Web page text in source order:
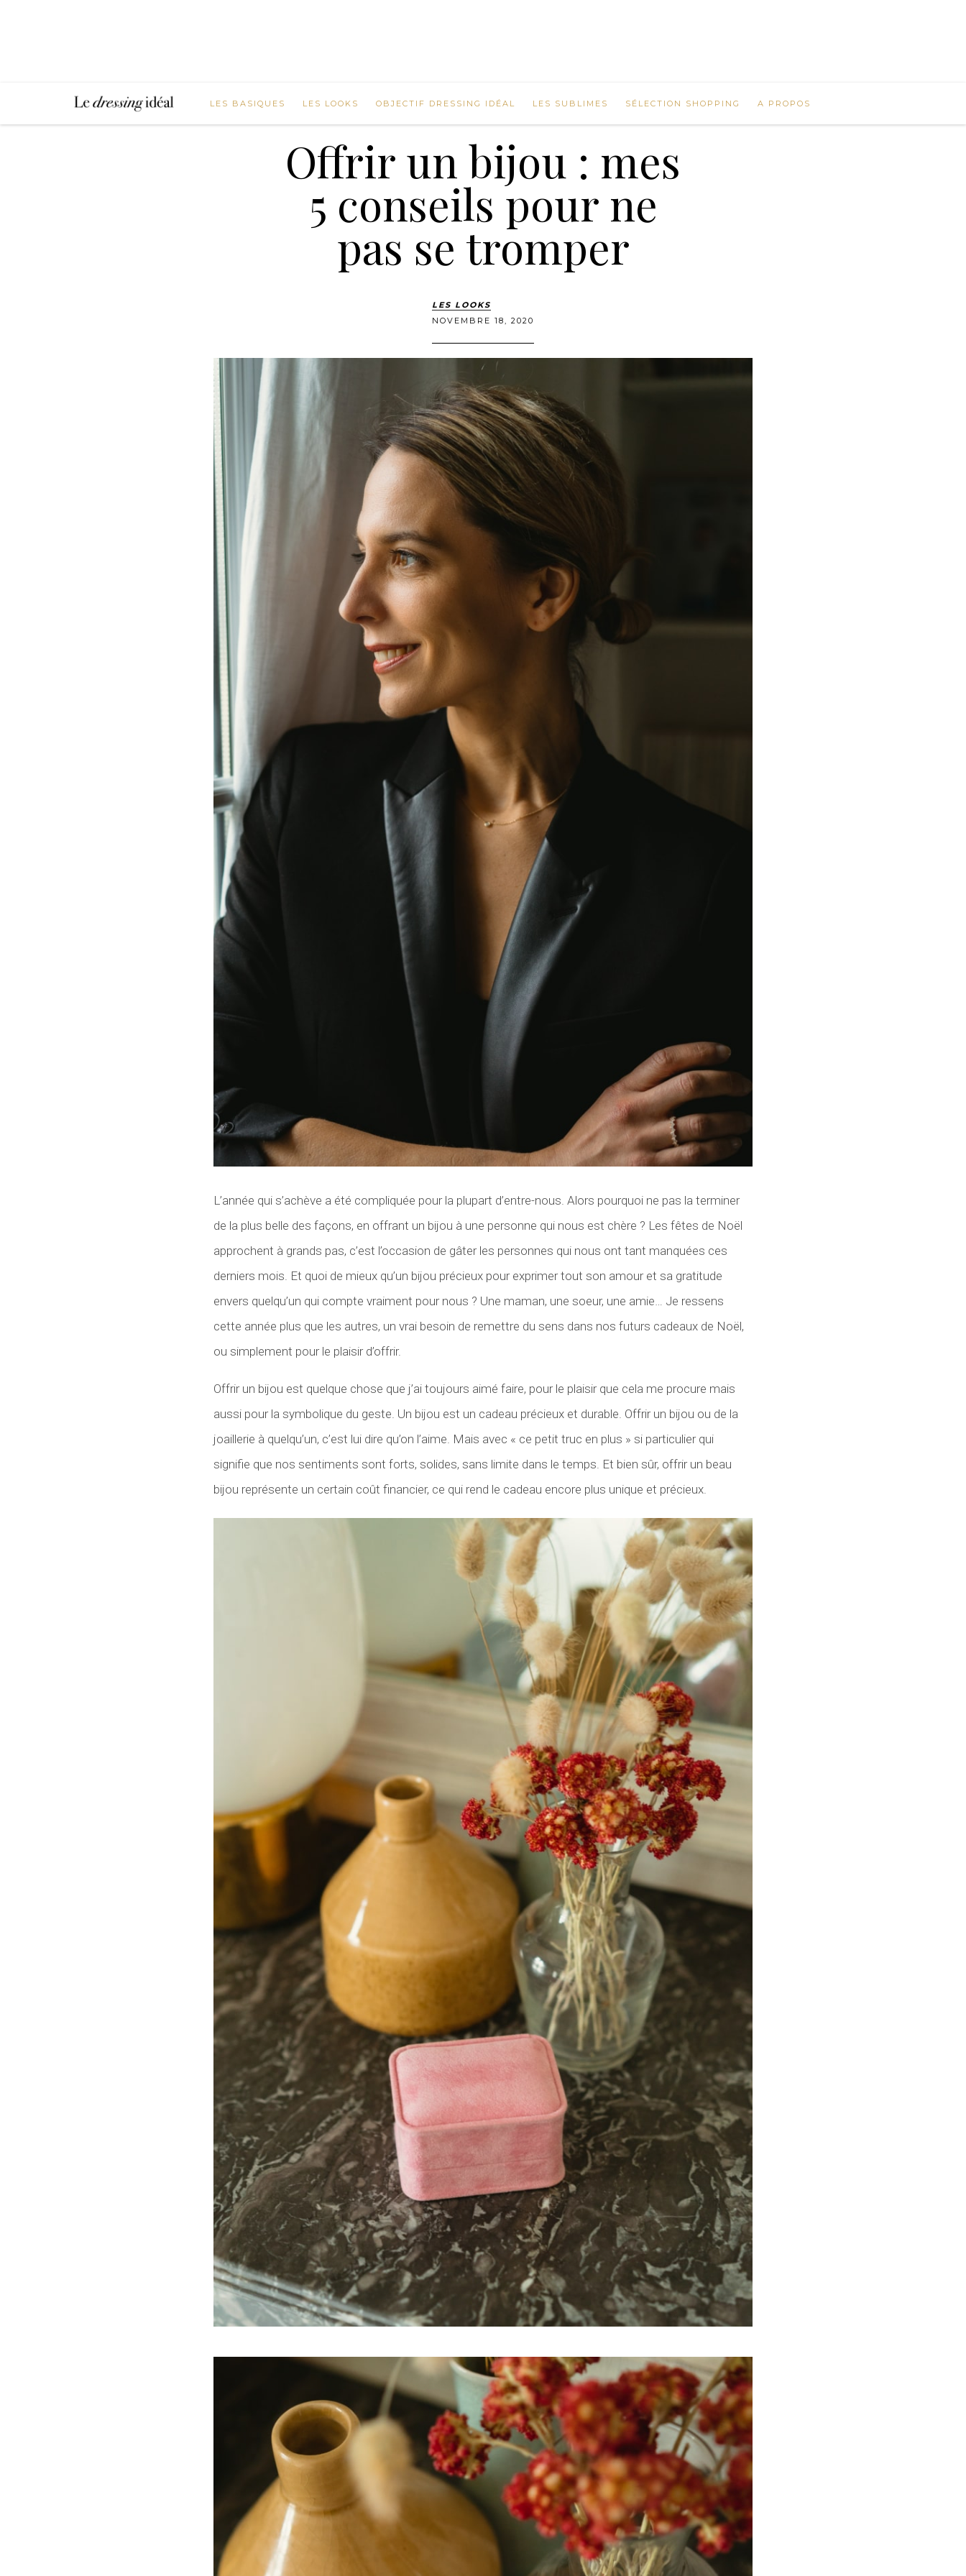
LES BASIQUES LES LOOKS OBJECTIF DRESSING IDÉAL LES SUBLIMES SÉLECTION SHOPPING A PROPOS
Offrir un bijou : mes
5 conseils pour ne
pas se tromper
LES LOOKS
NOVEMBRE 18, 2020
L’année qui s’achève a été compliquée pour la plupart d’entre-nous. Alors pourquoi ne pas la terminer
de la plus belle des façons, en offrant un bijou à une personne qui nous est chère ? Les fêtes de Noël
approchent à grands pas, c’est l’occasion de gâter les personnes qui nous ont tant manquées ces
derniers mois. Et quoi de mieux qu’un bijou précieux pour exprimer tout son amour et sa gratitude
envers quelqu’un qui compte vraiment pour nous ? Une maman, une soeur, une amie… Je ressens
cette année plus que les autres, un vrai besoin de remettre du sens dans nos futurs cadeaux de Noël,
ou simplement pour le plaisir d’offrir.
Offrir un bijou est quelque chose que j’ai toujours aimé faire, pour le plaisir que cela me procure mais
aussi pour la symbolique du geste. Un bijou est un cadeau précieux et durable. Offrir un bijou ou de la
joaillerie à quelqu’un, c’est lui dire qu’on l’aime. Mais avec « ce petit truc en plus » si particulier qui
signifie que nos sentiments sont forts, solides, sans limite dans le temps. Et bien sûr, offrir un beau
bijou représente un certain coût financier, ce qui rend le cadeau encore plus unique et précieux.